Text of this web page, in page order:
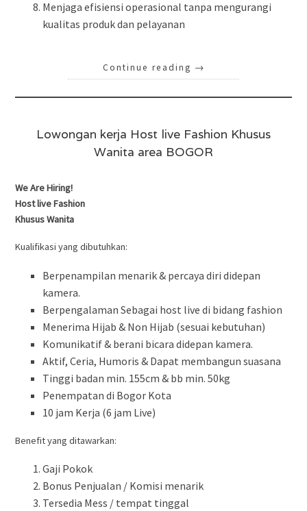
Menjaga efisiensi operasional tanpa mengurangi
kualitas produk dan pelayanan
Continue reading →
Lowongan kerja Host live Fashion Khusus
Wanita area BOGOR
We Are Hiring!
Host live Fashion
Khusus Wanita
Kualifikasi yang dibutuhkan:
Berpenampilan menarik & percaya diri didepan
kamera.
Berpengalaman Sebagai host live di bidang fashion
Menerima Hijab & Non Hijab (sesuai kebutuhan)
Komunikatif & berani bicara didepan kamera.
Aktif, Ceria, Humoris & Dapat membangun suasana
Tinggi badan min. 155cm & bb min. 50kg
Penempatan di Bogor Kota
10 jam Kerja (6 jam Live)
Benefit yang ditawarkan:
Gaji Pokok
Bonus Penjualan / Komisi menarik
Tersedia Mess / tempat tinggal